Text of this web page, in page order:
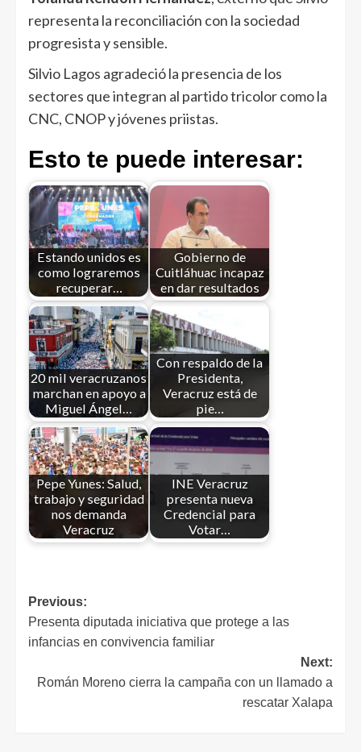
representa la reconciliación con la sociedad
progresista y sensible.
Silvio Lagos agradeció la presencia de los
sectores que integran al partido tricolor como la
CNC, CNOP y jóvenes priistas.
Esto te puede interesar:
Estando unidos es
como lograremos
recuperar…
Gobierno de
Cuitláhuac incapaz
en dar resultados
20 mil veracruzanos
marchan en apoyo a
Miguel Ángel…
Con respaldo de la
Presidenta,
Veracruz está de
pie…
Pepe Yunes: Salud,
trabajo y seguridad
nos demanda
Veracruz
INE Veracruz
presenta nueva
Credencial para
Votar…
Previous:
Presenta diputada iniciativa que protege a las
infancias en convivencia familiar
Next:
Román Moreno cierra la campaña con un llamado a
rescatar Xalapa